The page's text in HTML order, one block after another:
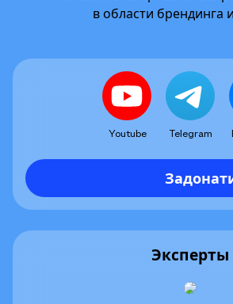
в области брендинга
Youtube Telegram
Эксперты